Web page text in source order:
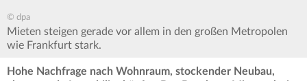
© dpa
Mieten steigen gerade vor allem in den großen Metropolen
wie Frankfurt stark.
Hohe Nachfrage nach Wohnraum, stockender Neubau,